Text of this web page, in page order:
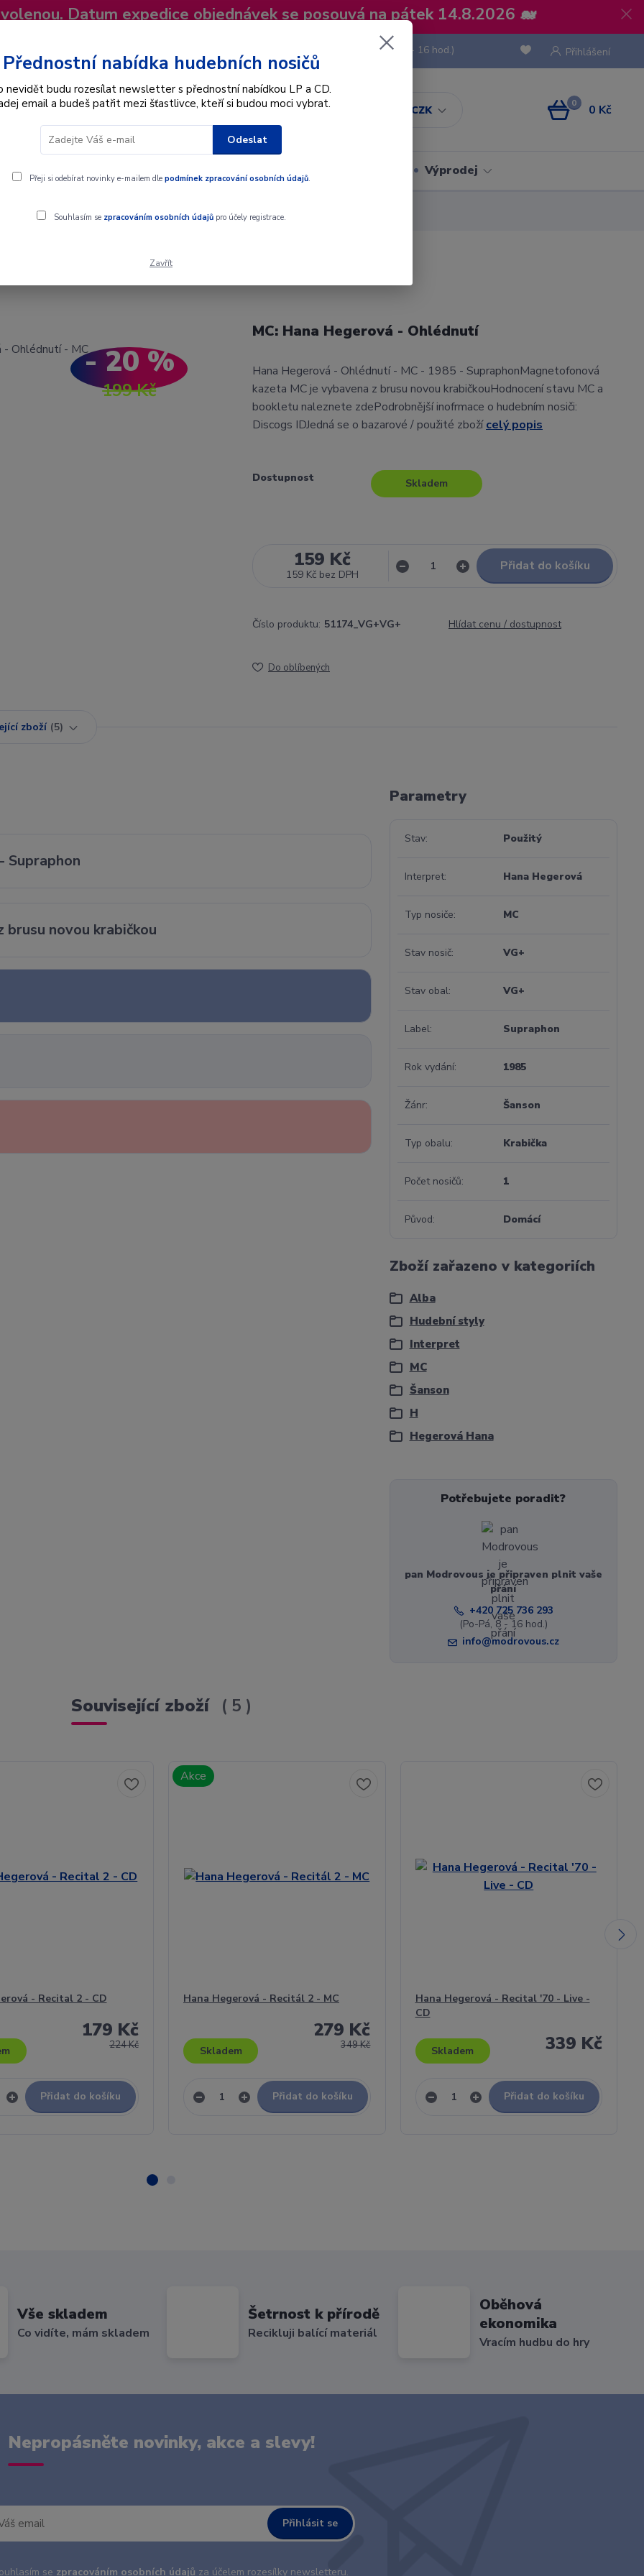
Datum expedice objednávek se posouvá na pátek 14.8.2026 🐋
CZK
Přihlášení
Hledat
(Po-Pá, 8 - 16 hod.)
0 0 Kč
Interpret Dárkové poukazy Výprodej
199 Kč
- 20 %
MC: Hana Hegerová - Ohlédnutí
Hana Hegerová - Ohlédnutí - MC - 1985 - SupraphonMagnetofonová
kazeta MC je vybavena z brusu novou krabičkouHodnocení stavu MC a
bookletu naleznete zdePodrobnější inofrmace o hudebním nosiči:
Discogs IDJedná se o bazarové / použité zbožícelý popis
Dostupnost Skladem
159 Kč
159 Kč bez DPH
Přidat do košíku
Číslo produktu: 51174_VG+VG+ Hlídat cenu / dostupnost
Do oblíbených
zboží 5
Supraphon
novou krabičkou
Parametry
Stav Použitý
Interpret Hana Hegerová
Typ nosiče MC
Stav nosič VG+
Stav obal VG+
Label Supraphon
Rok vydání 1985
Žánr Šanson
Typ obalu Krabička
Počet nosičů 1
Původ Domácí
Zboží zařazeno v kategoriích
Alba
Hudební styly
Interpret
MC
Šanson
H
Hegerová Hana
Potřebujete poradit?
pan Modrovous je připraven plnit vaše
přání
+420 725 736 293
(Po-Pá, 8 - 16 hod.)
info@modrovous.cz
Související zboží 5
- Recital 2 - CD
224 Kč
179 Kč
Přidat do košíku
Akce
Hana Hegerová - Recitál 2 - MC
349 Kč
279 Kč
Skladem
Přidat do košíku
Hana Hegerová - Recital '70 - Live -
CD
339 Kč
Skladem
Přidat do košíku
Vše skladem
Co vidíte, mám skladem
Šetrnost k přírodě
Recikluji balící materiál
Oběhová
ekonomika
Vracím hudbu do hry
Nepropásněte novinky, akce a slevy!
Přihlásit se
se zpracováním osobních údajů za účelem rozesílky newsletteru.
Přednostní nabídka hudebních nosičů
nevidět budu rozesílat newsletter s přednostní nabídkou LP a CD.
email a budeš patřit mezi šťastlivce, kteří si budou moci vybrat.
Odeslat
Přeji si odebírat novinky e-mailem dle podmínek zpracování osobních údajů.
Souhlasím se zpracováním osobních údajůpro účely registrace.
Zavřít